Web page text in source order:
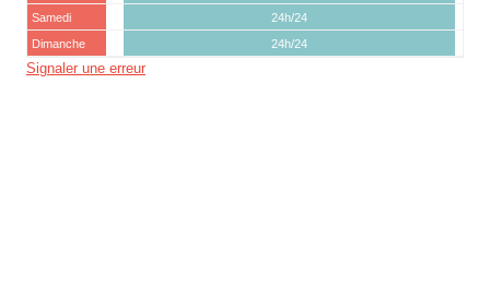
Samedi
24h/24
Dimanche
24h/24
Signaler une erreur